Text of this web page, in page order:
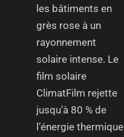
les bâtiments en
grès rose à un
rayonnement
solaire intense. Le
film solaire
ClimatFilm rejette
jusqu’à 80 % de
l’énergie thermique